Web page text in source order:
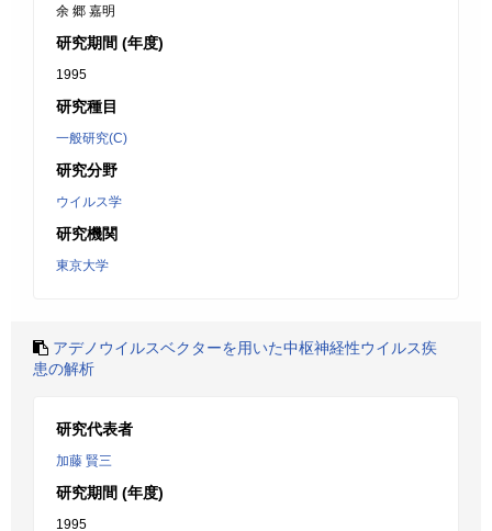
余 郷 嘉明
研究期間 (年度)
1995
研究種目
一般研究(C)
研究分野
ウイルス学
研究機関
東京大学
アデノウイルスベクターを用いた中枢神経性ウイルス疾
患の解析
研究代表者
加藤 賢三
研究期間 (年度)
1995